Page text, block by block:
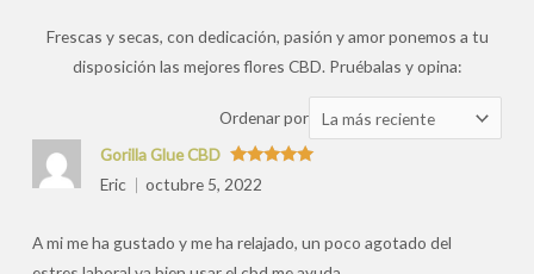
Frescas y secas, con dedicación, pasión y amor ponemos a tu
disposición las mejores flores CBD. Pruébalas y opina:
Ordenar por Ordenar
las
Valorado
con
Gorilla Glue CBD
Eric
octubre 5, 2022
A mi me ha gustado y me ha relajado, un poco agotado del